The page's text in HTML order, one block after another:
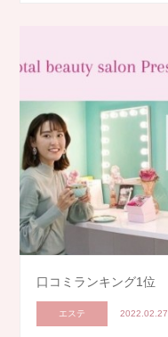
口コミランキング1位
エステ 2022.02.27